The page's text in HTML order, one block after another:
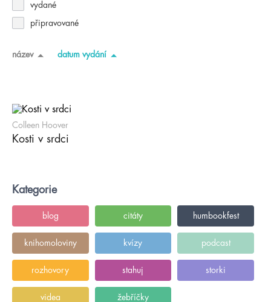
vydané
připravované
název datum vydání
Colleen Hoover
Kosti v srdci
Kategorie
blog citáty humbookfest
knihomoloviny kvízy podcast
rozhovory stahuj storki
videa žebříčky